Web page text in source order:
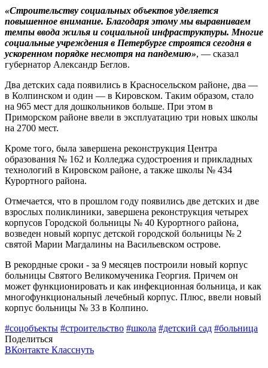
«Строительству социальных объектов уделяется
повышенное внимание. Благодаря этому мы выравниваем
темпы ввода жилья и социальной инфраструктуры. Многие
социальные учреждения в Петербурге строятся сегодня в
ускоренном порядке несмотря на пандемию», — сказал
губернатор Александр Беглов.
Два детских сада появились в Красносельском районе, два —
в Колпинском и один — в Кировском. Таким образом, стало
на 965 мест для дошкольников больше. При этом в
Приморском районе ввели в эксплуатацию три новых школы
на 2700 мест.
Кроме того, была завершена реконструкция Центра
образования № 162 и Колледжа судостроения и прикладных
технологий в Кировском районе, а также школы № 434
Курортного района.
Отмечается, что в прошлом году появились две детских и две
взрослых поликлиники, завершена реконструкция четырех
корпусов Городской больницы № 40 Курортного района,
возведен новый корпус детской городской больницы № 2
святой Марии Магдалины на Васильевском острове.
В рекордные сроки - за 9 месяцев построили новый корпус
больницы Святого Великомученика Георгия. Причем он
может функционировать и как инфекционная больница, и как
многофункциональный лечебный корпус. Плюс, ввели новый
корпус больницы № 33 в Колпино.
#соцобъекты #строительство #школа #детский сад #больница
Поделиться
ВКонтакте Класснуть